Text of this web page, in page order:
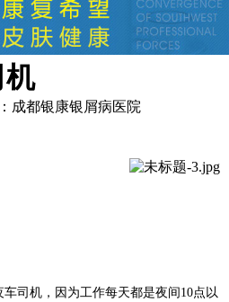
机
成都银康银屑病医院
司机，因为工作每天都是夜间10点以